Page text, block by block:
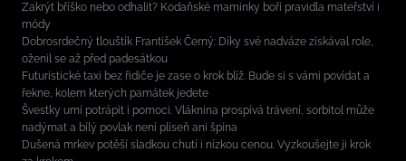
Zakrýt bříško nebo odhalit? Kodaňské maminky boří pravidla mateřství i
módy
Dobrosrdečný tlouštík František Černý: Díky své nadváze získával role,
oženil se až před padesátkou
Futuristické taxi bez řidiče je zase o krok blíž. Bude si s vámi povídat a
řekne, kolem kterých památek jedete
Švestky umí potrápit i pomoci. Vláknina prospívá trávení, sorbitol může
nadýmat a bílý povlak není plíseň ani špína
Dušená mrkev potěší sladkou chutí i nízkou cenou. Vyzkoušejte ji krok